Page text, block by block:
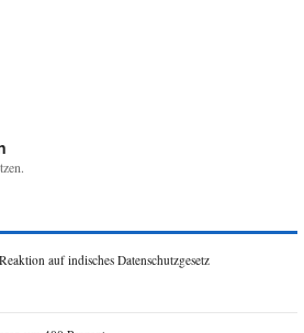
auf indisches Datenschutzgesetz